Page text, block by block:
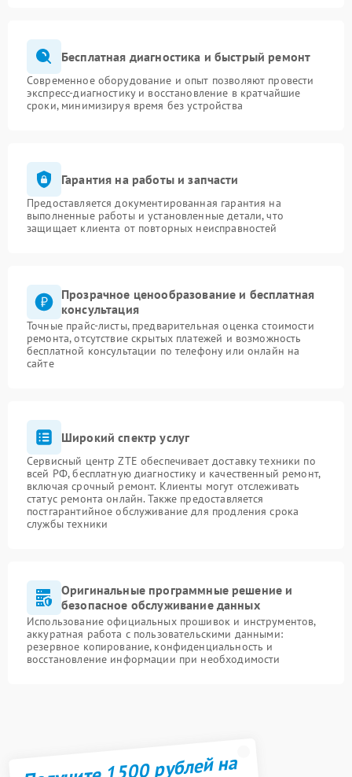
Бесплатная диагностика и быстрый ремонт
Современное оборудование и опыт позволяют провести
экспресс-диагностику и восстановление в кратчайшие
сроки, минимизируя время без устройства
Гарантия на работы и запчасти
Предоставляется документированная гарантия на
выполненные работы и установленные детали, что
защищает клиента от повторных неисправностей
Прозрачное ценообразование и бесплатная
консультация
Точные прайс-листы, предварительная оценка стоимости
ремонта, отсутствие скрытых платежей и возможность
бесплатной консультации по телефону или онлайн на
сайте
Широкий спектр услуг
Сервисный центр ZTE обеспечивает доставку техники по
всей РФ, бесплатную диагностику и качественный ремонт,
включая срочный ремонт. Клиенты могут отслеживать
статус ремонта онлайн. Также предоставляется
постгарантийное обслуживание для продления срока
службы техники
Оригинальные программные решение и
безопасное обслуживание данных
Использование официальных прошивок и инструментов,
аккуратная работа с пользовательскими данными:
резервное копирование, конфиденциальность и
восстановление информации при необходимости